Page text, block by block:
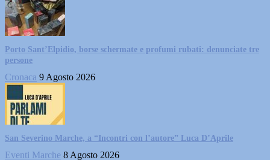
Porto Sant’Elpidio, borse schermate e profumi rubati: denunciate tre
persone
Cronaca 9 Agosto 2026
San Severino Marche, a “Incontri con l’autore” Luca D’Aprile
Eventi Marche 8 Agosto 2026